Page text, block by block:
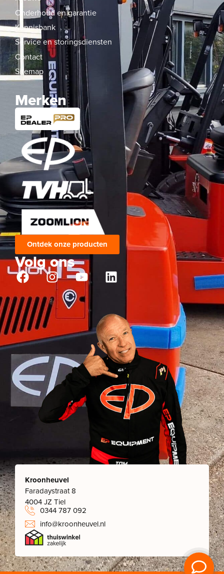
Onderhoud en garantie
Kennisbank
Service en storingsdiensten
Contact
Sitemap
Merken
Ontdek onze producten
Volg ons
Kroonheuvel
Faradaystraat 8
4004 JZ Tiel
0344 787 092
info@kroonheuvel.nl